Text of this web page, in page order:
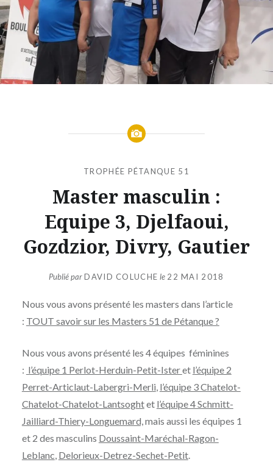
TROPHÉE PÉTANQUE 51
Master masculin :
Equipe 3, Djelfaoui,
Gozdzior, Divry, Gautier
Publié parDAVID COLUCHE le 22 MAI 2018
Nous vous avons présenté les masters dans l’article
: TOUT savoir sur les Masters 51 de Pétanque ?
Nous vous avons présenté les 4 équipes féminines
: l’équipe 1 Perlot-Herduin-Petit-Isteret l’équipe 2
Perret-Articlaut-Labergri-Merli, l’équipe 3 Chatelot-
Chatelot-Chatelot-Lantsoghtet l’équipe 4 Schmitt-
Jailliard-Thiery-Longuemard,mais aussi les équipes 1
et 2 des masculins Doussaint-Maréchal-Ragon-
Leblanc, Delorieux-Detrez-Sechet-Petit.